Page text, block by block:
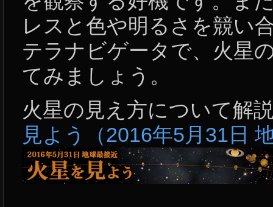
レスと色や明るさを競い
テラナビゲータで、火星
てみましょう。
火星の見え方について解
見よう（2016年5月31日